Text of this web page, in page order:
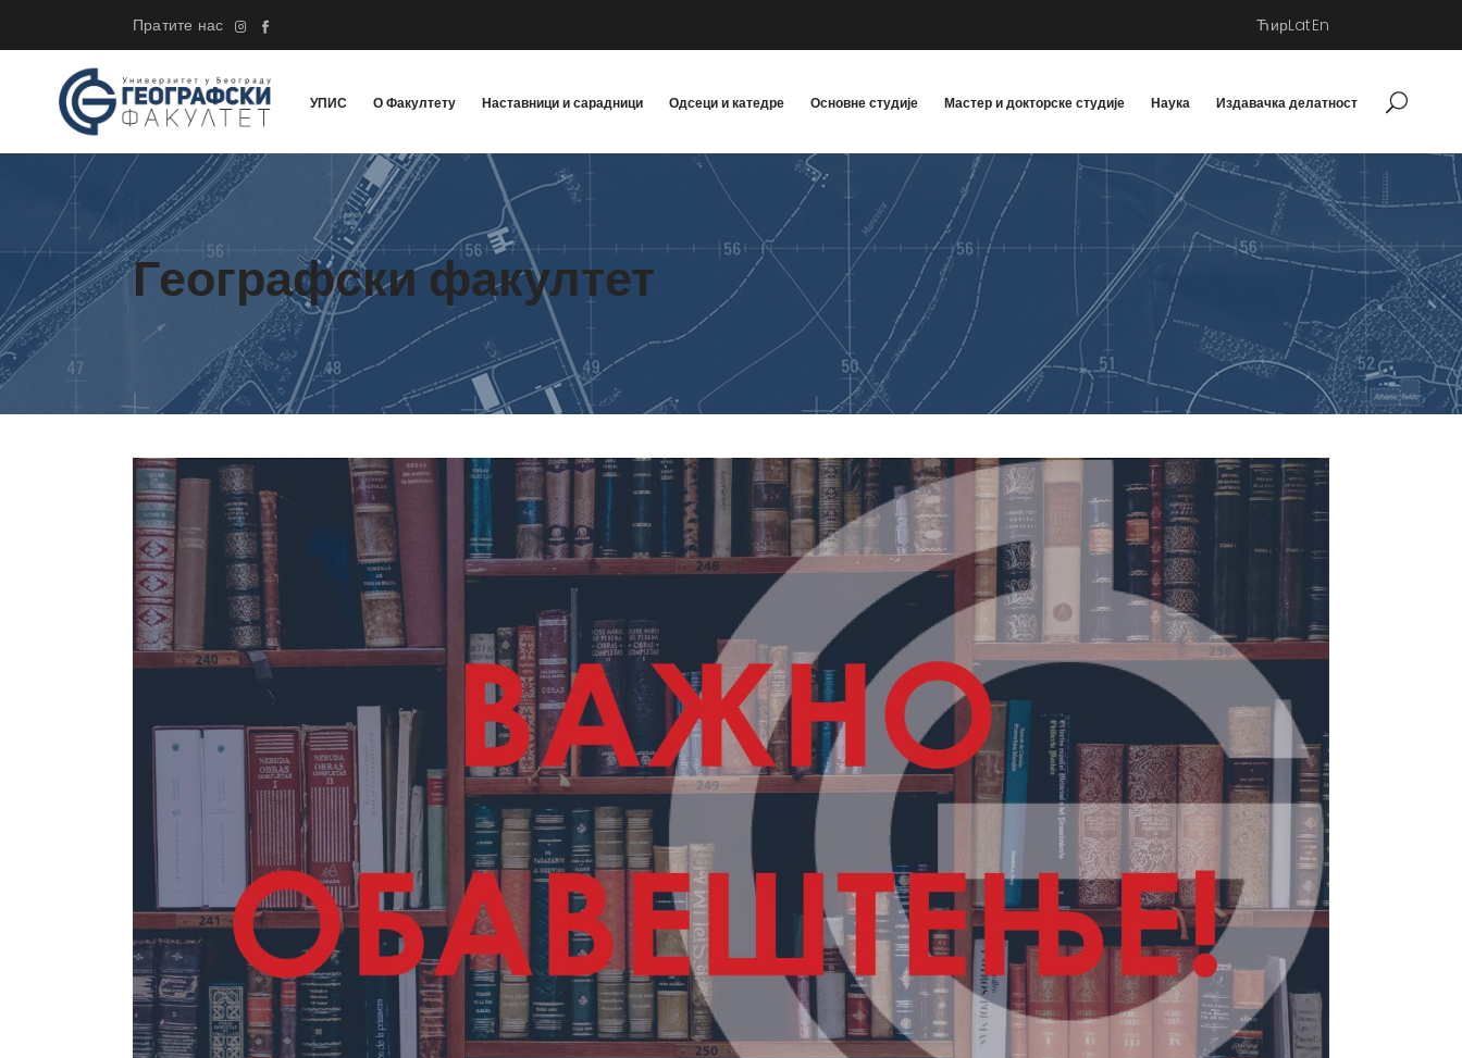
Пратите нас ЋирLatEn
УПИС О Факултету Наставници и сарадници Одсеци и катедре Основне студије Мастер и докторске студије Наука Издавачка делатност
Географски факултет